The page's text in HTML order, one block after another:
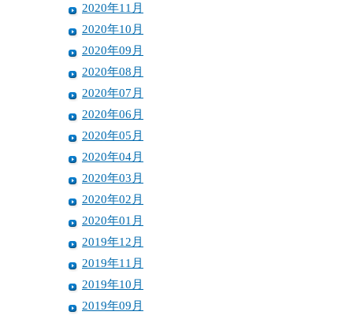
2020年11月
2020年10月
2020年09月
2020年08月
2020年07月
2020年06月
2020年05月
2020年04月
2020年03月
2020年02月
2020年01月
2019年12月
2019年11月
2019年10月
2019年09月